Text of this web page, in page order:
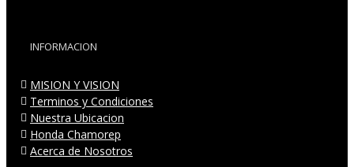
INFORMACION
MISION Y VISION
Terminos y Condiciones
Nuestra Ubicacion
Honda Chamorep
Acerca de Nosotros